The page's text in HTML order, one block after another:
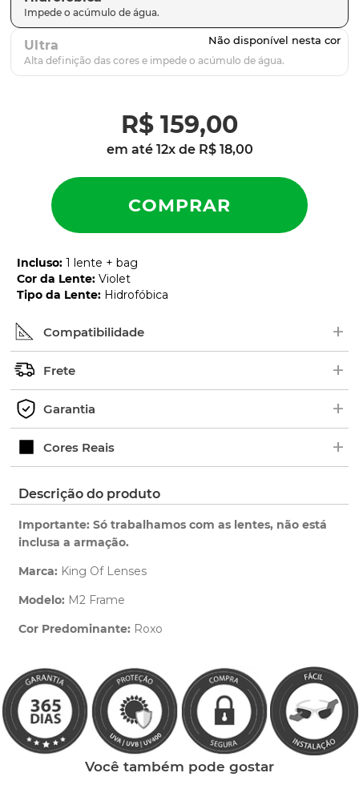
Ultra
R$ 159,00
em até 12x de R$ 18,00
Incluso: 1 lente + bag
Cor da Lente: Violet
Tipo da Lente: Hidrofóbica
Compatibilidade +
Procure pelo nome ou número de série (SKU) do
modelo no interior das hastes dos óculos. Em
alguns modelos, as borrachas ficam em cima.
Exemplo de Código:
Frete +
Os pedidos são enviados geralmente de 2 a 5 dias
úteis.
Verifique o prazo de entrega no fechamento do
pedido.
Garantia +
Ao adquirir uma lente King OF Lenses você tem 1
ano de garantia para qualquer defeito de
Saiba maissobre nossa garantia completa.
Cores Reais +
redirecionado para nossa Central de Ajuda.
Descrição do produto
Importante: Só trabalhamos com as lentes, não está
inclusa a armação.
Marca: King Of Lenses
Modelo: M2 Frame
Cor Predominante: Roxo
Você também pode gostar